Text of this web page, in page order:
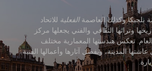
وكذلك العاصمةالفعلية للاتحاد
وتراثها الثقافي والفني يجعلها مركز
تعكس هندستها المعمارية مختلف
المدينة، وبفضل آثارها وأعمالها الفنية